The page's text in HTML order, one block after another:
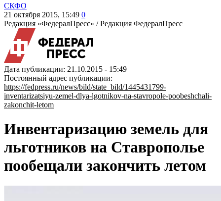
СКФО
21 октября 2015, 15:49 0
Редакция «ФедералПресс» /Редакция ФедералПресс
Дата публикации: 21.10.2015 - 15:49
Постоянный адрес публикации:
https://fedpress.ru/news/bild/state_bild/1445431799-
inventarizatsiyu-zemel-dlya-lgotnikov-na-stavropole-poobeshchali-
zakonchit-letom
Инвентаризацию земель для
льготников на Ставрополье
пообещали закончить летом